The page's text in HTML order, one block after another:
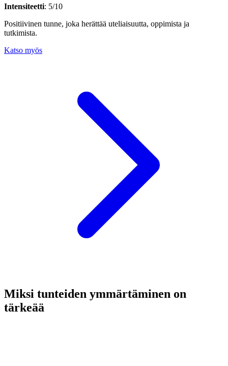
Intensiteetti: 5/10
Positiivinen tunne, joka herättää uteliaisuutta, oppimista ja
tutkimista.
Katso myös
Miksi tunteiden ymmärtäminen on
tärkeää